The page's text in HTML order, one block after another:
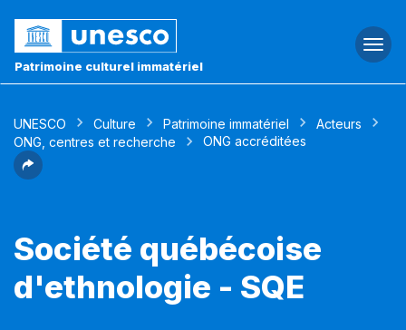
Patrimoine culturel immatériel
UNESCO Culture Patrimoine immatériel
Acteurs
ONG, centres et recherche
ONG accréditées
Société québécoise
d'ethnologie - SQE